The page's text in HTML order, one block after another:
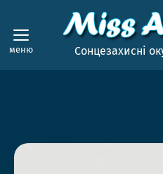
меню Сонцезахисні